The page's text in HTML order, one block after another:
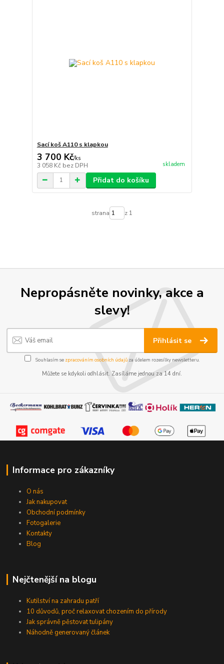
Sací koš A110 s klapkou
3 700 Kč/ks
3 058 Kč bez DPH skladem
Přidat do košíku
strana z 1
Nepropásněte novinky, akce a
slevy!
Přihlásit se
Souhlasím se zpracováním osobních údajůza účelem rozesílky newsletteru.
Můžete se kdykoli odhlásit. Zasíláme jednou za 14 dní.
Informace pro zákazníky
O nás
Jak nakupovat
Obchodní podmínky
Fotogalerie
Kontakty
Blog
Nejčtenější na blogu
Kutilství na zahradu patří
10 důvodů, proč relaxovat chozením do přírody
Jak správně pěstovat tulipány
Náhodně generovaný článek